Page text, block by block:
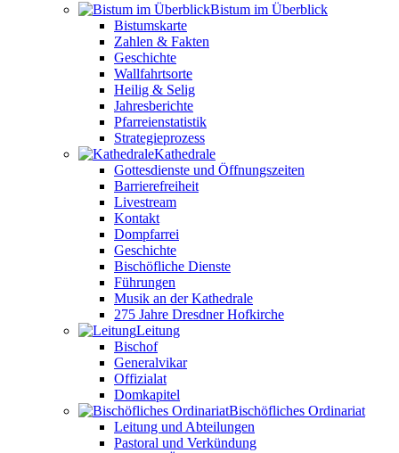
Bistum im Überblick
Bistumskarte
Zahlen & Fakten
Geschichte
Wallfahrtsorte
Heilig & Selig
Jahresberichte
Pfarreienstatistik
Strategieprozess
Kathedrale
Gottesdienste und Öffnungszeiten
Barrierefreiheit
Livestream
Kontakt
Dompfarrei
Geschichte
Bischöfliche Dienste
Führungen
Musik an der Kathedrale
275 Jahre Dresdner Hofkirche
Leitung
Bischof
Generalvikar
Offizialat
Domkapitel
Bischöfliches Ordinariat
Leitung und Abteilungen
Pastoral und Verkündung